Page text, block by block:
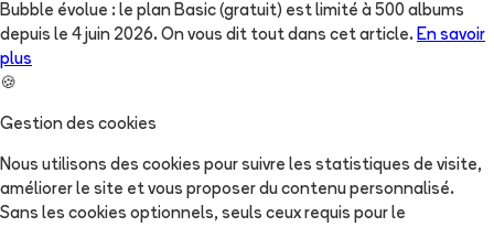
Bubble évolue : le plan Basic (gratuit) est limité à 500 albums
depuis le 4 juin 2026. On vous dit tout dans cet article. En savoir
plus
🍪
Gestion des cookies
Nous utilisons des cookies pour suivre les statistiques de visite,
améliorer le site et vous proposer du contenu personnalisé.
Sans les cookies optionnels, seuls ceux requis pour le